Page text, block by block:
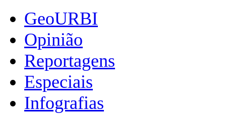
GeoURBI
Opinião
Reportagens
Especiais
Infografias